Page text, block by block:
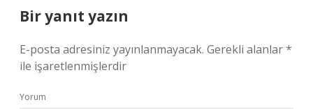
Bir yanıt yazın
E-posta adresiniz yayınlanmayacak. Gerekli alanlar*
ile işaretlenmişlerdir
Yorum